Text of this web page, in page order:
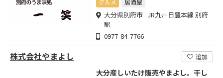
グルメ 居酒屋
大分県別府市 JR九州日豊本線 別府
駅
0977-84-7766
株式会社やまよし 追加
大分産しいたけ販売やまよし。干し